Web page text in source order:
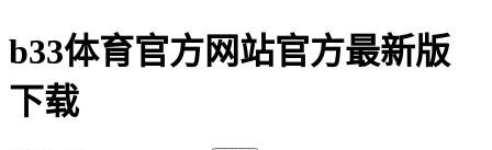
b33体育官方网站官方最新版
下载